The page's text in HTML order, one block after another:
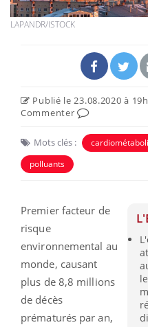
LAPANDR/ISTOCK
Publié le 23.08.2020 à
Commenter
Mots clés :
polluants
Premier facteur de
risque
environnemental au
monde, causant
plus de 8,8 millions
de décès
prématurés par an,